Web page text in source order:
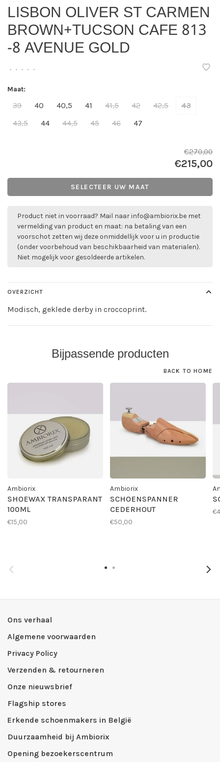
LISBON OLIVER ST CARMEN
BROWN+TUCSON CAFE 813
-8 AVENUE GOLD
• • • • •
Maat:
39 40 40,5 41 41,5 42 42,5
43
43,5
44 44,5 45 46 47
€270,00
€215,00
SELECTEER UW MAAT
Product niet in voorraad? Mail naarinfo@ambiorix.be met
vermelding van product en maat: na betaling van een
voorschot zetten wij deze onmiddellijk voor u in productie
(onder voorbehoud van beschikbaarheid van materialen).
Niet mogelijk voor gesoldeerde artikelen.
OVERZICHT
Modisch, geklede derby in croccoprint.
Bijpassende producten
BACK TO HOME
Ambiorix
SHOEWAX TRANSPARANT
100ML
€15,00
Ambiorix
SCHOENSPANNER
CEDERHOUT
€50,00
Ons verhaal
Algemene voorwaarden
Privacy Policy
Verzenden & retourneren
Onze nieuwsbrief
Flagship stores
Erkende schoenmakers in België
Duurzaamheid bij Ambiorix
Opening bezoekerscentrum